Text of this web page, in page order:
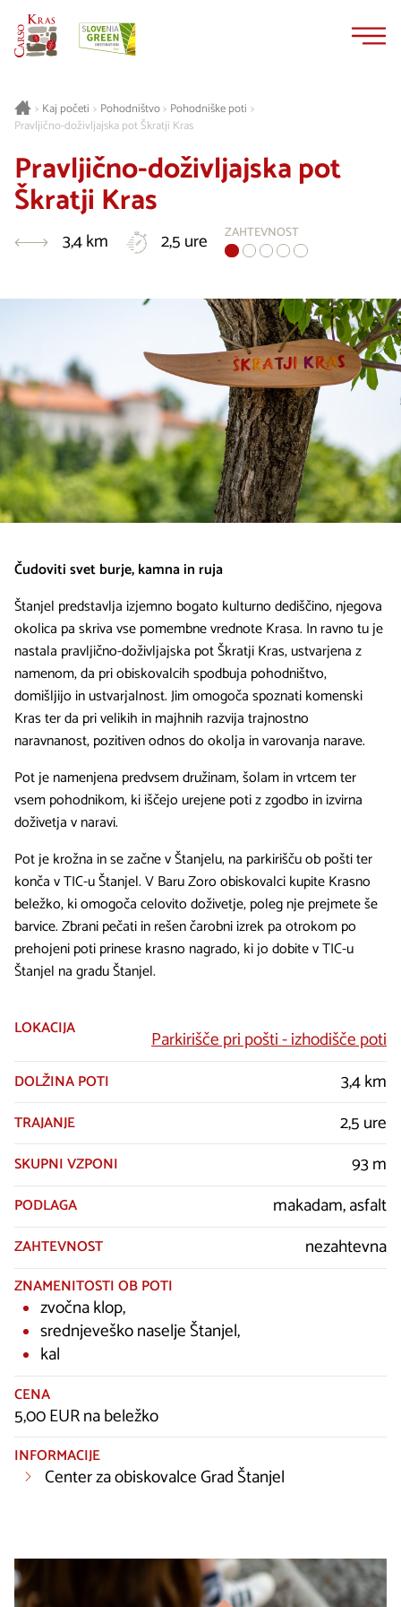
> Kaj početi > Pohodništvo> Pohodniške poti >
Pravljično-doživljajska pot Škratji Kras
Pravljično-doživljajska pot
Škratji Kras
3,4 km 2,5 ure ZAHTEVNOST
Čudoviti svet burje, kamna in ruja
Štanjel predstavlja izjemno bogato kulturno dediščino, njegova
okolica pa skriva vse pomembne vrednote Krasa. In ravno tu je
nastala pravljično-doživljajska pot Škratji Kras, ustvarjena z
namenom, da pri obiskovalcih spodbuja pohodništvo,
domišljijo in ustvarjalnost. Jim omogoča spoznati komenski
Kras ter da pri velikih in majhnih razvija trajnostno
naravnanost, pozitiven odnos do okolja in varovanja narave.
Pot je namenjena predvsem družinam, šolam in vrtcem ter
vsem pohodnikom, ki iščejo urejene poti z zgodbo in izvirna
doživetja v naravi.
Pot je krožna in se začne v Štanjelu, na parkirišču ob pošti ter
konča v TIC-u Štanjel. V Baru Zoro obiskovalci kupite Krasno
beležko, ki omogoča celovito doživetje, poleg nje prejmete še
barvice. Zbrani pečati in rešen čarobni izrek pa otrokom po
prehojeni poti prinese krasno nagrado, ki jo dobite v TIC-u
Štanjel na gradu Štanjel.
LOKACIJA Parkirišče pri pošti - izhodišče poti
DOLŽINA POTI 3,4 km
TRAJANJE 2,5 ure
SKUPNI VZPONI 93 m
PODLAGA makadam, asfalt
ZAHTEVNOST nezahtevna
ZNAMENITOSTI OB POTI
zvočna klop,
srednjeveško naselje Štanjel,
kal
CENA
5,00 EUR na beležko
INFORMACIJE
Center za obiskovalce Grad Štanjel